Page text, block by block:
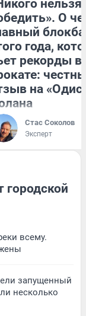
нельзя
О
года,
рекорды в
на
Стас Соколов
Эксперт
городской
всему.
запущенный
несколько